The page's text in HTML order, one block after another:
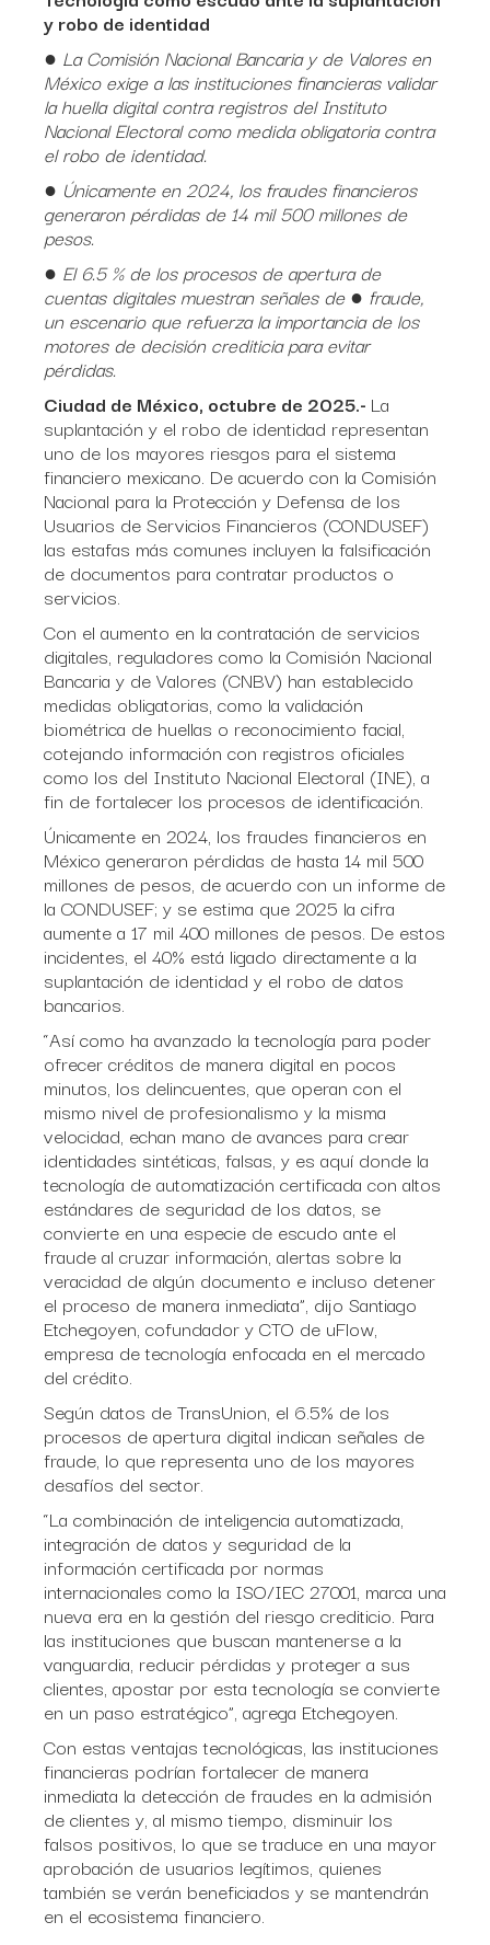
y robo de identidad
● La Comisión Nacional Bancaria y de Valores en
México exige a las instituciones financieras validar
la huella digital contra registros del Instituto
Nacional Electoral como medida obligatoria contra
el robo de identidad.
● Únicamente en 2024, los fraudes financieros
generaron pérdidas de 14 mil 500 millones de
pesos.
● El 6.5 % de los procesos de apertura de
cuentas digitales muestran señales de ● fraude,
un escenario que refuerza la importancia de los
motores de decisión crediticia para evitar
pérdidas.
Ciudad de México, octubre de 2025.- La
suplantación y el robo de identidad representan
uno de los mayores riesgos para el sistema
financiero mexicano. De acuerdo con la Comisión
Nacional para la Protección y Defensa de los
Usuarios de Servicios Financieros (CONDUSEF)
las estafas más comunes incluyen la falsificación
de documentos para contratar productos o
servicios.
Con el aumento en la contratación de servicios
digitales, reguladores como la Comisión Nacional
Bancaria y de Valores (CNBV) han establecido
medidas obligatorias, como la validación
biométrica de huellas o reconocimiento facial,
cotejando información con registros oficiales
como los del Instituto Nacional Electoral (INE), a
fin de fortalecer los procesos de identificación.
Únicamente en 2024, los fraudes financieros en
México generaron pérdidas de hasta 14 mil 500
millones de pesos, de acuerdo con un informe de
la CONDUSEF; y se estima que 2025 la cifra
aumente a 17 mil 400 millones de pesos. De estos
incidentes, el 40% está ligado directamente a la
suplantación de identidad y el robo de datos
bancarios.
“Así como ha avanzado la tecnología para poder
ofrecer créditos de manera digital en pocos
minutos, los delincuentes, que operan con el
mismo nivel de profesionalismo y la misma
velocidad, echan mano de avances para crear
identidades sintéticas, falsas, y es aquí donde la
tecnología de automatización certificada con altos
estándares de seguridad de los datos, se
convierte en una especie de escudo ante el
fraude al cruzar información, alertas sobre la
veracidad de algún documento e incluso detener
el proceso de manera inmediata”, dijo Santiago
Etchegoyen, cofundador y CTO de uFlow,
empresa de tecnología enfocada en el mercado
del crédito.
Según datos de TransUnion, el 6.5% de los
procesos de apertura digital indican señales de
fraude, lo que representa uno de los mayores
desafíos del sector.
“La combinación de inteligencia automatizada,
integración de datos y seguridad de la
información certificada por normas
internacionales como la ISO/IEC 27001, marca una
nueva era en la gestión del riesgo crediticio. Para
las instituciones que buscan mantenerse a la
vanguardia, reducir pérdidas y proteger a sus
clientes, apostar por esta tecnología se convierte
en un paso estratégico”, agrega Etchegoyen.
Con estas ventajas tecnológicas, las instituciones
financieras podrían fortalecer de manera
inmediata la detección de fraudes en la admisión
de clientes y, al mismo tiempo, disminuir los
falsos positivos, lo que se traduce en una mayor
aprobación de usuarios legítimos, quienes
también se verán beneficiados y se mantendrán
en el ecosistema financiero.